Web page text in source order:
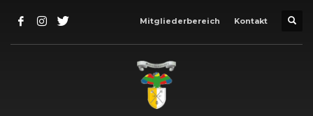
Mitgliederbereich Kontakt